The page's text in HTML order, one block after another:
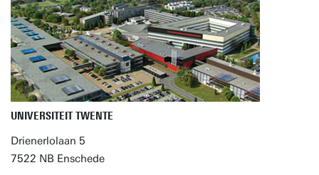
UNIVERSITEIT TWENTE
Drienerlolaan 5
7522 NB Enschede